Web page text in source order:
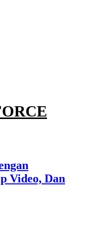
Video, Dan